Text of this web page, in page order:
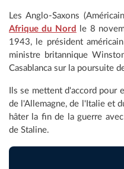
Les Anglo-Saxons
Afrique du Nord
le 8
1943, le président
ministre britannique
Casablanca sur la poursuite
Ils se mettent d'accord pour
de l'Allemagne, de l'Italie et
hâter la fin de la guerre
de Staline.